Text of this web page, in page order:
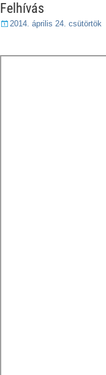
Felhívás
2014. április 24. csütörtök